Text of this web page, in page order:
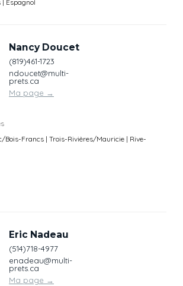
Espagnol
Nancy Doucet
(819)461-1723
ndoucet@multi-
prets.ca
Ma page →
Bois-Francs | Trois-Rivières/Mauricie | Rive-
Eric Nadeau
(514)718-4977
enadeau@multi-
prets.ca
Ma page →